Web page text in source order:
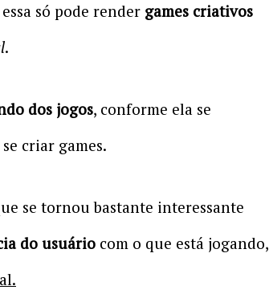
só pode render games criativos
.
dos jogos, conforme ela se
criar games.
se tornou bastante interessante
do usuário com o que está jogando,